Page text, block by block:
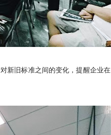
新旧标准之间的变化，提醒企业在